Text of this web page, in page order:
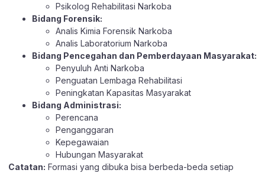
Psikolog Rehabilitasi Narkoba
Bidang Forensik:
Analis Kimia Forensik Narkoba
Analis Laboratorium Narkoba
Bidang Pencegahan dan Pemberdayaan Masyarakat:
Penyuluh Anti Narkoba
Penguatan Lembaga Rehabilitasi
Peningkatan Kapasitas Masyarakat
Bidang Administrasi:
Perencana
Penganggaran
Kepegawaian
Hubungan Masyarakat
Catatan: Formasi yang dibuka bisa berbeda-beda setiap